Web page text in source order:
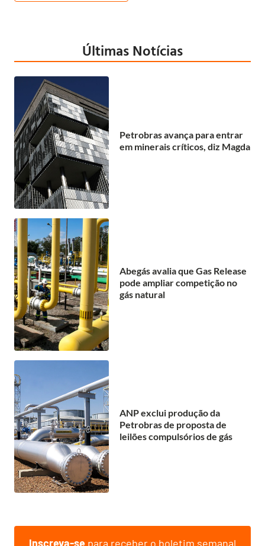
Últimas Notícias
Petrobras avança para entrar
em minerais críticos, diz Magda
Abegás avalia que Gas Release
pode ampliar competição no
gás natural
ANP exclui produção da
Petrobras de proposta de
leilões compulsórios de gás
Inscreva-se para receber o boletim semanal